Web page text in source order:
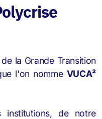
la Grande Transition
l'on nomme VUCA²
institutions, de notre